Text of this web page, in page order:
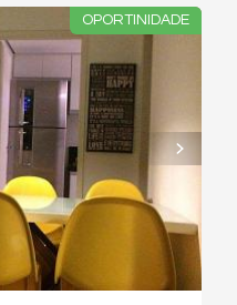
OPORTINIDADE